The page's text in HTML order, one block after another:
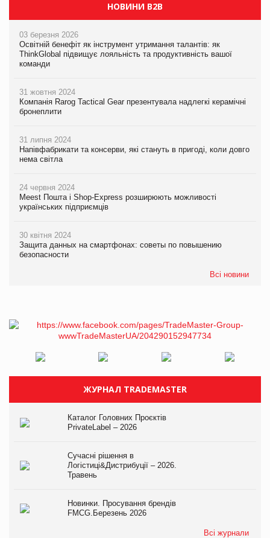
НОВИНИ B2B
03 березня 2026
Освітній бенефіт як інструмент утримання талантів: як
ThinkGlobal підвищує лояльність та продуктивність вашої
команди
31 жовтня 2024
Компанія Rarog Tactical Gear презентувала надлегкі керамічні
бронеплити
31 липня 2024
Напівфабрикати та консерви, які стануть в пригоді, коли довго
нема світла
24 червня 2024
Meest Пошта і Shop-Express розширюють можливості
українських підприємців
30 квітня 2024
Защита данных на смартфонах: советы по повышению
безопасности
Всі новини
ЖУРНАЛ TRADEMASTER
Каталог Головних Проєктів
PrivateLabel – 2026
Сучасні рішення в
Логістиці&Дистрибуції – 2026.
Травень
Новинки. Просування брендів
FMCG.Березень 2026
Всі журнали